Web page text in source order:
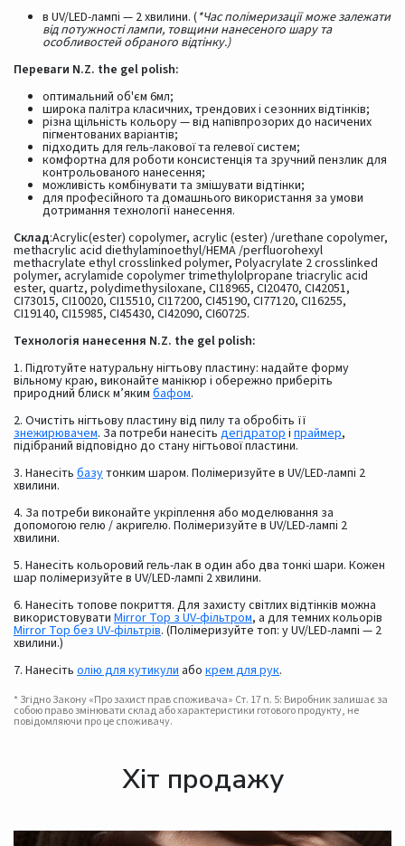
в UV/LED-лампі — 2 хвилини. (*Час полімеризації може залежати
від потужності лампи, товщини нанесеного шару та
особливостей обраного відтінку.)
Переваги N.Z. the gel polish:
оптимальний об'єм 6мл;
широка палітра класичних, трендових і сезонних відтінків;
різна щільність кольору — від напівпрозорих до насичених
пігментованих варіантів;
підходить для гель-лакової та гелевої систем;
комфортна для роботи консистенція та зручний пензлик для
контрольованого нанесення;
можливість комбінувати та змішувати відтінки;
для професійного та домашнього використання за умови
дотримання технології нанесення.
Склад:Acrylic(ester) copolymer, acrylic (ester) /urethane copolymer,
methacrylic acid diethylaminoethyl/HEMA /perfluorohexyl
methacrylate ethyl crosslinked polymer, Polyacrylate 2 crosslinked
polymer, acrylamide copolymer trimethylolpropane triacrylic acid
ester, quartz, polydimethysiloxane, CI18965, CI20470, CI42051,
CI73015, CI10020, CI15510, CI17200, CI45190, CI77120, CI16255,
CI19140, CI15985, CI45430, CI42090, CI60725.
Технологія нанесення N.Z. the gel polish:
1. Підготуйте натуральну нігтьову пластину: надайте форму
вільному краю, виконайте манікюр і обережно приберіть
природний блиск м’яким бафом.
2. Очистіть нігтьову пластину від пилу та обробіть її
знежирювачем. За потреби нанесіть дегідраторі праймер,
підібраний відповідно до стану нігтьової пластини.
3. Нанесіть базутонким шаром. Полімеризуйте в UV/LED-лампі 2
хвилини.
4. За потреби виконайте укріплення або моделювання за
допомогою гелю / акригелю. Полімеризуйте в UV/LED-лампі 2
хвилини.
5. Нанесіть кольоровий гель-лак в один або два тонкі шари. Кожен
шар полімеризуйте в UV/LED-лампі 2 хвилини.
6. Нанесіть топове покриття. Для захисту світлих відтінків можна
використовувати Mirror Top з UV-фільтром, а для темних кольорів
Mirror Top без UV-фільтрів. (Полімеризуйте топ: у UV/LED-лампі — 2
хвилини.)
7. Нанесіть олію для кутикули або крем для рук.
* Згідно Закону «Про захист прав споживача» Ст. 17 п. 5: Виробник залишає за
собою право змінювати склад або характеристики готового продукту, не
повідомляючи про це споживачу.
Хіт продажу